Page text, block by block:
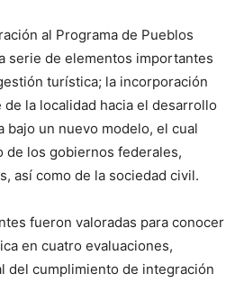
al Programa de Pueblos
serie de elementos importantes
turística; la incorporación
la localidad hacia el desarrollo
bajo un nuevo modelo, el cual
de los gobiernos federales,
así como de la sociedad civil.
fueron valoradas para conocer
en cuatro evaluaciones,
del cumplimiento de integración